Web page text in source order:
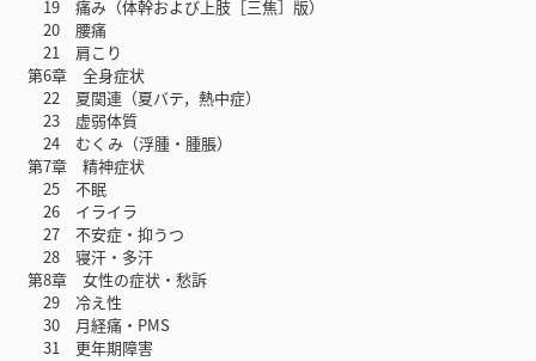
19 痛み（体幹および上肢［三焦］版）
20 腰痛
21 肩こり
第6章 全身症状
22 夏関連（夏バテ，熱中症）
23 虚弱体質
24 むくみ（浮腫・腫脹）
第7章 精神症状
25 不眠
26 イライラ
27 不安症・抑うつ
28 寝汗・多汗
第8章 女性の症状・愁訴
29 冷え性
30 月経痛・PMS
31 更年期障害